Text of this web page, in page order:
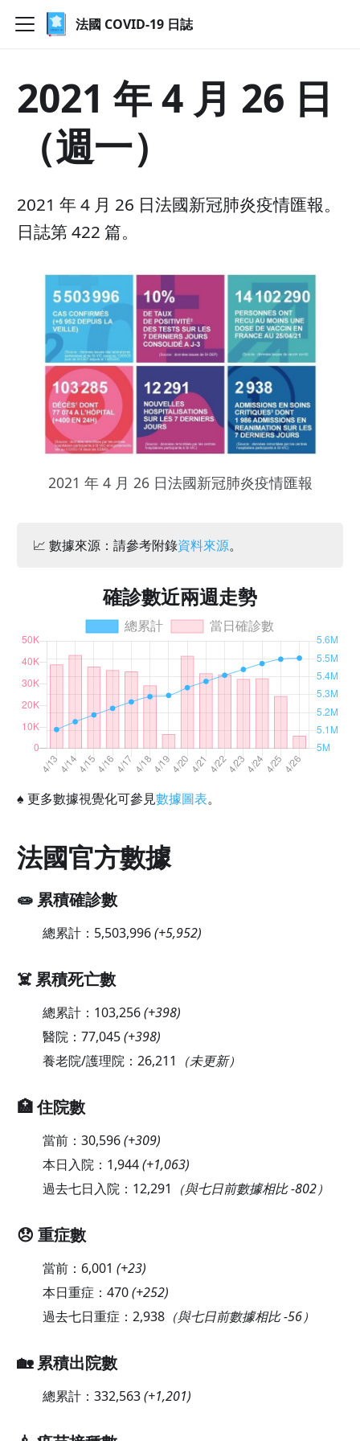
法國 COVID-19 日誌
2021 年 4 月 26 日
（週一）
2021 年 4 月 26 日法國新冠肺炎疫情匯報。
日誌第 422 篇。
2021 年 4 月 26 日法國新冠肺炎疫情匯報
📈 數據來源：請參考附錄資料來源。
確診數近兩週走勢
♠ 更多數據視覺化可參見數據圖表。
法國官方數據
🧫 累積確診數
總累計： 5,503,996(+5,952)
☠️ 累積死亡數
總累計： 103,256(+398)
醫院： 77,045(+398)
養老院/護理院： 26,211 （未更新）
🏥 住院數
當前： 30,596(+309)
本日入院： 1,944(+1,063)
過去七日入院： 12,291 （與七日前數據相比 -802）
😞 重症數
當前： 6,001 (+23)
本日重症： 470(+252)
過去七日重症： 2,938（與七日前數據相比 -56）
🏡 累積出院數
總累計： 332,563(+1,201)